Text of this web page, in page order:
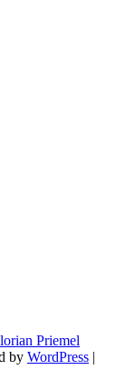
Priemel
by WordPress |